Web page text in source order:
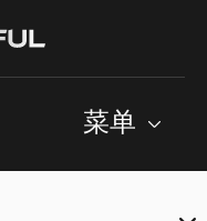
菜单